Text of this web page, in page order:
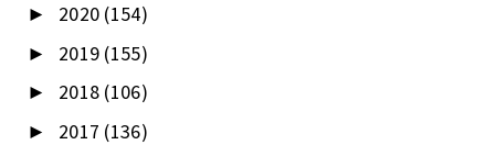
► 2020 (154)
► 2019 (155)
► 2018 (106)
► 2017 (136)